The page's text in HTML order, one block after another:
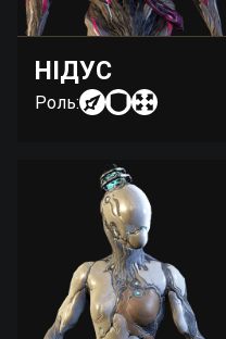
НІДУС
Роль: